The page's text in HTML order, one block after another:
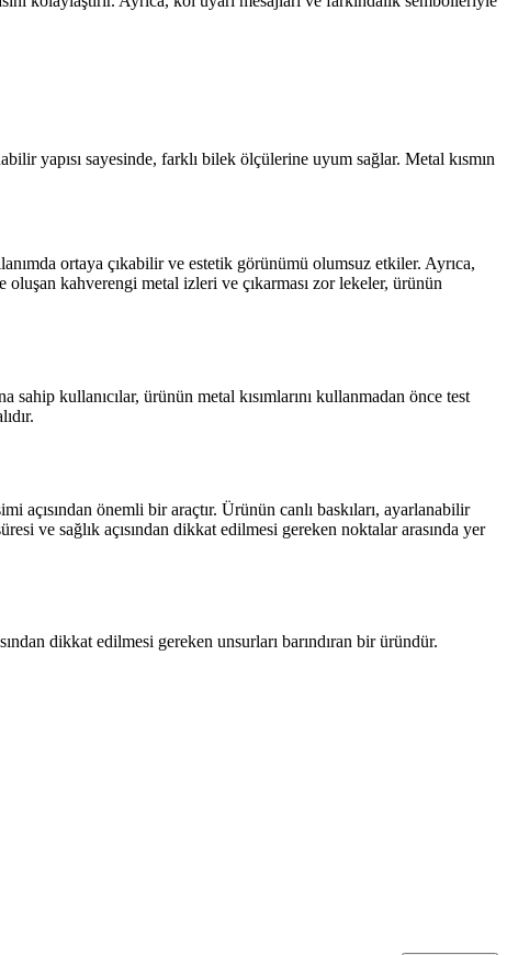
yapısı sayesinde, farklı bilek ölçülerine uyum sağlar. Metal kısmın
ortaya çıkabilir ve estetik görünümü olumsuz etkiler. Ayrıca,
kahverengi metal izleri ve çıkarması zor lekeler, ürünün
kullanıcılar, ürünün metal kısımlarını kullanmadan önce test
açısından önemli bir araçtır. Ürünün canlı baskıları, ayarlanabilir
ve sağlık açısından dikkat edilmesi gereken noktalar arasında yer
dikkat edilmesi gereken unsurları barındıran bir üründür.